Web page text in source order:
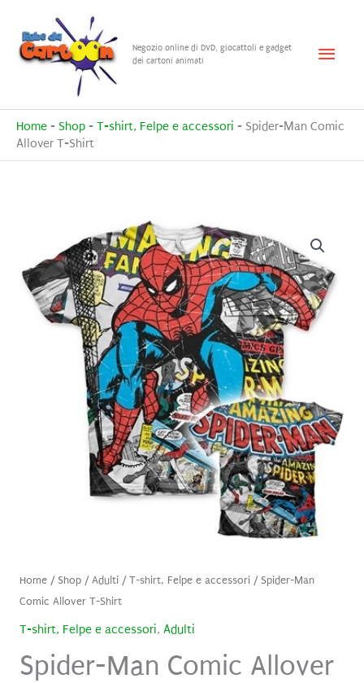
contenuto
Negozio online di DVD, giocattoli e gadget
dei cartoni animati
Menu
Home - Shop - T-shirt, Felpe e accessori - Spider-Man Comic
Allover T-Shirt
Home/ Shop/Adulti/T-shirt, Felpe e accessori/ Spider-Man
Comic Allover T-Shirt
T-shirt, Felpe e accessori, Adulti
Spider-Man Comic Allover